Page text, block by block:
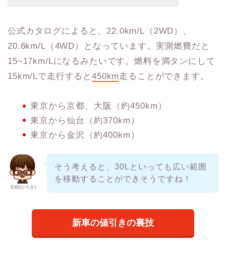
公式カタログによると、22.0km/L（2WD）、
20.6km/L（4WD）となっています。実測燃費だと
15~17km/Lになるみたいです。燃料を満タンにして
15km/Lで走行すると450km走ることができます。
東京から京都、大阪（約450km）
東京から仙台（約370km）
東京から金沢（約400km）
宏樹(ひろき)
そう考えると、30Lといっても広い範囲
を移動することができそうですね！
新車の値引きの裏技